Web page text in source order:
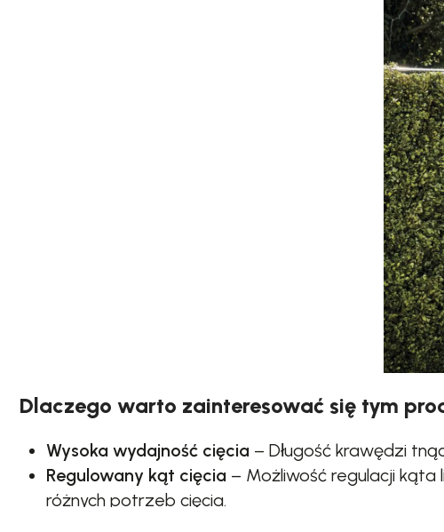
Dlaczego warto zainteresować się tym
Wysoka wydajność cięcia – Długość krawędzi
Regulowany kąt cięcia – Możliwość regulacji
różnych potrzeb cięcia.